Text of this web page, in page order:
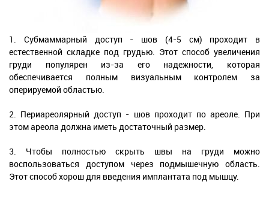
1. Субмаммарный доступ - шов (4-5 см) проходит в
естественной складке под грудью. Этот способ увеличения
груди популярен из-за его надежности, которая
обеспечивается полным визуальным контролем за
оперируемой областью.
2. Периареолярный доступ - шов проходит по ареоле. При
этом ареола должна иметь достаточный размер.
3. Чтобы полностью скрыть швы на груди можно
воспользоваться доступом через подмышечную область.
Этот способ хорош для введения имплантата под мышцу.